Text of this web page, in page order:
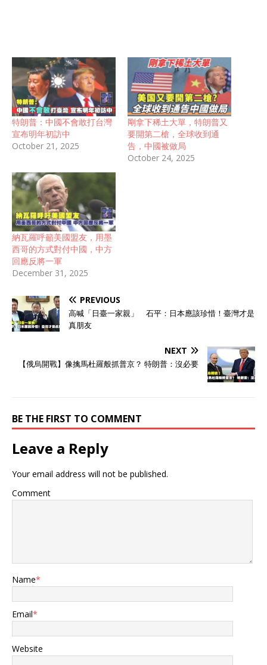
特朗普：中國不會敢打台灣
宣布明年初訪中
October 21, 2025
剛拿下稀土大單，特朗普又
要開第二槍，全球收到通
告，中國被做局
October 24, 2025
納瓦羅呼籲美國盟友，用墨
西哥的方式對付中國，中方
回應反將一軍
December 31, 2025
PREVIOUS
高喊「日臺一家親」 石平：日本應該珍惜！臺灣才是
真朋友
NEXT
【俄烏開戰】像擒馬杜羅般抓普京？ 特朗普：沒必要
BE THE FIRST TO COMMENT
Leave a Reply
Your email address will not be published.
Comment
Name*
Email*
Website